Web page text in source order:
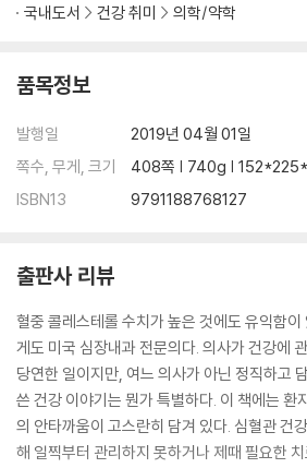
국내도서
건강 취미 의학/약학
품목정보
발행일
2019년 04월 01일
쪽수, 무게, 크기
408쪽 | 740g |
ISBN13
9791188768127
출판사 리뷰
혈중 콜레스테롤 수치가 높은 것에도 유익함
게도 미국 심장내과 전문의다. 의사가 건강에
당연한 일이지만, 여느 의사가 아닌 정직하고
쓴 건강 이야기는 뭔가 특별하다. 이 책에는 환
의 안타까움이 고스란히 담겨 있다. 심혈관 건
해 일찍부터 관리하지 못하거나 제때 필요한